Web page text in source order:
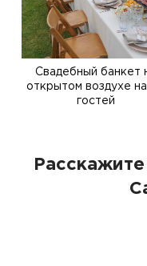
Свадебный банкет
открытом воздухе
гостей